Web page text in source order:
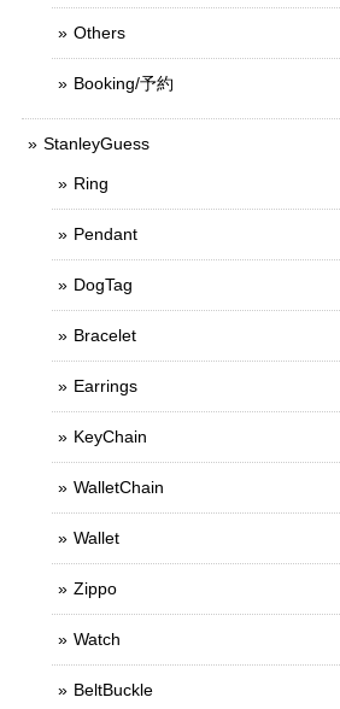
Others
Booking/予約
StanleyGuess
Ring
Pendant
DogTag
Bracelet
Earrings
KeyChain
WalletChain
Wallet
Zippo
Watch
BeltBuckle